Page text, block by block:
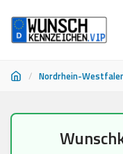
/ Nordrhein-